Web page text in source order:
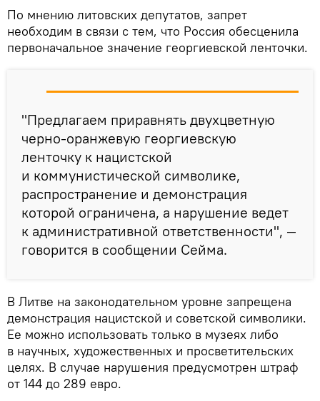
По мнению литовских депутатов, запрет
необходим в связи с тем, что Россия обесценила
первоначальное значение георгиевской ленточки.
"Предлагаем приравнять двухцветную
черно-оранжевую георгиевскую
ленточку к нацистской
и коммунистической символике,
распространение и демонстрация
которой ограничена, а нарушение ведет
к административной ответственности", —
говорится в сообщении Сейма.
В Литве на законодательном уровне запрещена
демонстрация нацистской и советской символики.
Ее можно использовать только в музеях либо
в научных, художественных и просветительских
целях. В случае нарушения предусмотрен штраф
от 144 до 289 евро.